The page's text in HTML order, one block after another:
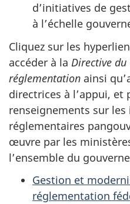
d’initiatives de
à l’échelle
Cliquez sur les
accéder à la Directive
réglementation ainsi
directrices à l’appui, et
renseignements sur
réglementaires
œuvre par les
l’ensemble du
Gestion et
réglementation